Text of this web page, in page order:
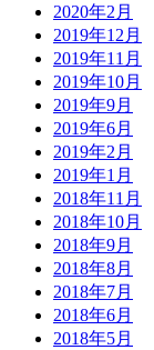
2020年2月
2019年12月
2019年11月
2019年10月
2019年9月
2019年6月
2019年2月
2019年1月
2018年11月
2018年10月
2018年9月
2018年8月
2018年7月
2018年6月
2018年5月